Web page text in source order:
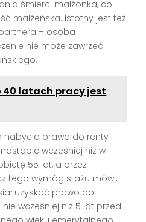
śmierci małżonka, co
małżeńska. Istotny jest też
– osoba
nie może zawrzeć
40 latach pracy jest
nabycia prawa do renty
wcześniej niż w
55 lat, a przez
tego wymóg stażu mówi,
uzyskać prawo do
wcześniej niż 5 lat przed